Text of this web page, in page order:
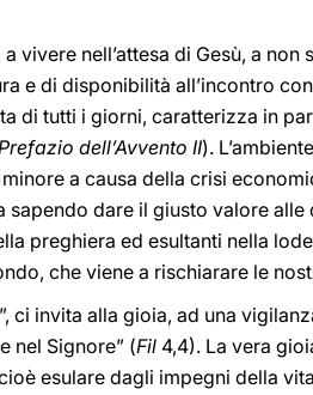
nell’attesa di Gesù, a non
e di disponibilità all’incontro
di tutti i giorni, caratterizza in
dell’Avvento II).
a causa della crisi
sapendo dare il giusto valore alle
preghiera ed esultanti nella
che viene a rischiarare le
”, ci invita alla gioia, ad una
nel Signore” (Fil 4,4). La vera
esulare dagli impegni della